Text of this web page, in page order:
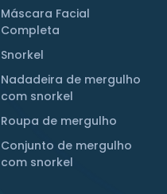
Máscara Facial
Completa
Snorkel
Nadadeira de mergulho
com snorkel
Roupa de mergulho
Conjunto de mergulho
com snorkel